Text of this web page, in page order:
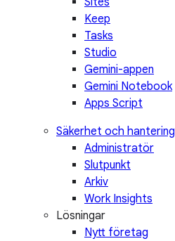
Keep
Tasks
Studio
Gemini-appen
Gemini Notebook
Apps Script
Säkerhet och hantering
Administratör
Slutpunkt
Arkiv
Work Insights
Lösningar
Nytt företag